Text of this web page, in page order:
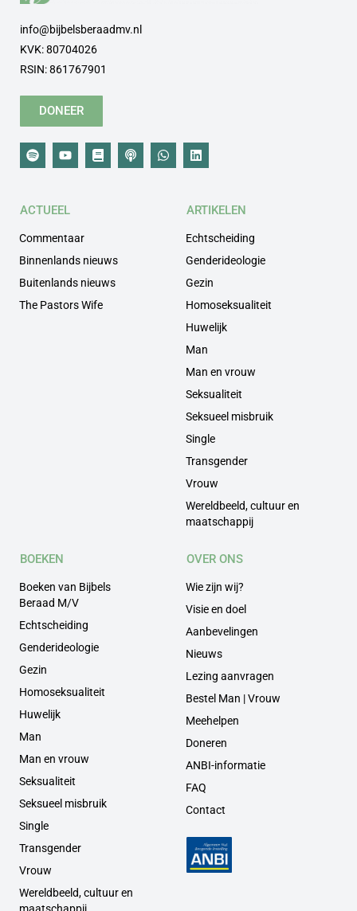
info@bijbelsberaadmv.nl
KVK: 80704026
RSIN: 861767901
DONEER
ACTUEEL
Commentaar
Binnenlands nieuws
Buitenlands nieuws
The Pastors Wife
ARTIKELEN
Echtscheiding
Genderideologie
Gezin
Homoseksualiteit
Huwelijk
Man
Man en vrouw
Seksualiteit
Seksueel misbruik
Single
Transgender
Vrouw
Wereldbeeld, cultuur en
maatschappij
BOEKEN
Boeken van Bijbels
Beraad M/V
Echtscheiding
Genderideologie
Gezin
Homoseksualiteit
Huwelijk
Man
Man en vrouw
Seksualiteit
Seksueel misbruik
Single
Transgender
Vrouw
Wereldbeeld, cultuur en
OVER ONS
Wie zijn wij?
Visie en doel
Aanbevelingen
Nieuws
Lezing aanvragen
Bestel Man | Vrouw
Meehelpen
Doneren
ANBI-informatie
FAQ
Contact